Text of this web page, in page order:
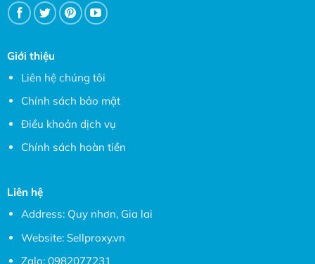
Giới thiệu
Liên hệ chúng tôi
Chính sách bảo mật
Điều khoản dịch vụ
Chính sách hoàn tiền
Liên hệ
Address: Quy nhơn, Gia lai
Website: Sellproxy.vn
Zalo: 0982077231